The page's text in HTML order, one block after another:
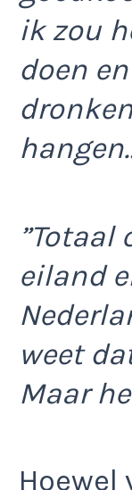
ik zou
doen
”Totaal
eiland
weet
Maar